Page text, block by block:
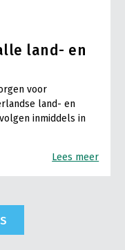
land- en
voor
land- en
inmiddels in
Lees meer